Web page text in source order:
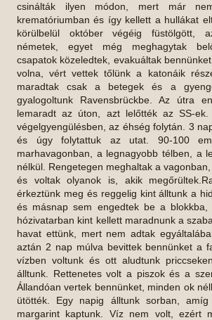
csinálták ilyen módon, mert már
krematóriumban és így kellett a hullákat
körülbelül október végéig füstölgött,
németek, egyet még meghagytak
csapatok közeledtek, evakuáltak
volna, vért vettek tőlünk a katonáik
maradtak csak a betegek és a
gyalogoltunk Ravensbrückbe. Az útra
lemaradt az úton, azt lelőtték az SS-
végelgyengülésben, az éhség folytán. 3
és úgy folytattuk az utat. 90-100
marhavagonban, a legnagyobb télben, a
nélkül. Rengetegen meghaltak a
és voltak olyanok is, akik
érkeztünk meg és reggelig kint álltunk a
és másnap sem engedtek be a blokkba,
hózivatarban kint kellett maradnunk a
havat ettünk, mert nem adtak
aztán 2 nap múlva bevittek bennünket a
vízben voltunk és ott aludtunk
álltunk. Rettenetes volt a piszok és a
Állandóan vertek bennünket, minden ok
ütötték. Egy napig álltunk sorban,
margarint kaptunk. Víz nem volt, ezért